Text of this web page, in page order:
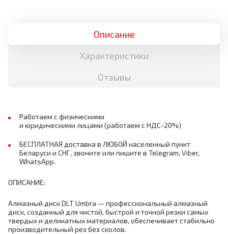
Описание
Характеристики
Отзывы
Работаем с физическими
и юридическими лицами (работаем с НДС-20%)
БЕСПЛАТНАЯ доставка в ЛЮБОЙ населенный пункт
Беларуси и СНГ, звоните или пишите в Telegram, Viber,
WhatsApp.
ОПИСАНИЕ:
Алмазный диск DLT Umbra — профессиональный алмазный
диск, созданный для чистой, быстрой и точной резки самых
твердых и деликатных материалов, обеспечивает стабильно
производительный рез без сколов.